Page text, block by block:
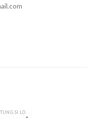
SI LÔ